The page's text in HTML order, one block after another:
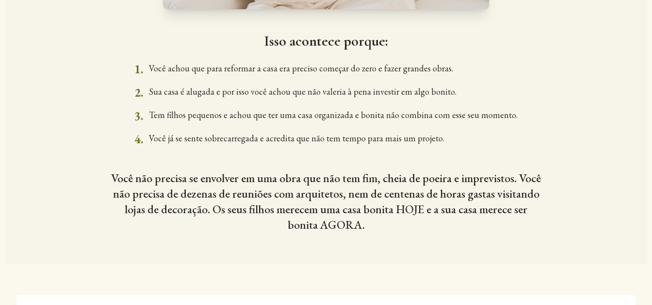
Isso acontece porque:
1. Você achou que para reformar a casa era preciso começar do zero e fazer grandes obras.
2. Sua casa é alugada e por isso você achou que não valeria à pena investir em algo bonito.
3. Tem filhos pequenos e achou que ter uma casa organizada e bonita não combina com esse seu momento.
4. Você já se sente sobrecarregada e acredita que não tem tempo para mais um projeto.
Você não precisa se envolver em uma obra que não tem fim, cheia de poeira e imprevistos. Você
não precisa de dezenas de reuniões com arquitetos, nem de centenas de horas gastas visitando
lojas de decoração. Os seus filhos merecem uma casa bonita HOJE e a sua casa merece ser
bonita AGORA.